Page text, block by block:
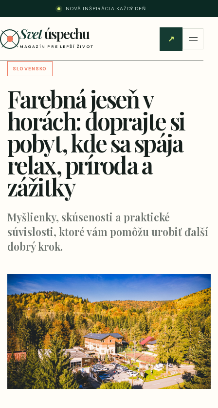
NOVÁ INŠPIRÁCIA KAŽDÝ DEŇ
Svetúspechu
MAGAZÍN PRE LEPŠÍ ŽIVOT
↗
SLOVENSKO
Farebná jeseň v
horách: doprajte si
pobyt, kde sa spája
relax, príroda a
zážitky
Myšlienky, skúsenosti a praktické
súvislosti, ktoré vám pomôžu urobiť ďalší
dobrý krok.